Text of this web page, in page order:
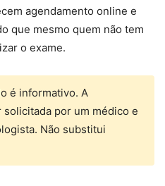
agendamento online e
que mesmo quem não tem
o exame.
é informativo. A
por um médico e
Não substitui